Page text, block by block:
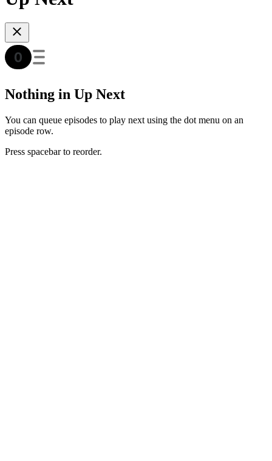
Nothing in Up Next
You can queue episodes to play next using the dot menu on an
episode row.
Press spacebar to reorder.